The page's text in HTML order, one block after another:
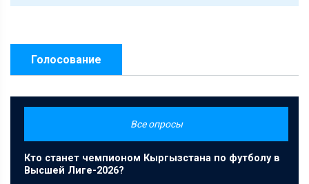
Голосование
Все опросы
Кто станет чемпионом Кыргызстана по футболу в
Высшей Лиге-2026?